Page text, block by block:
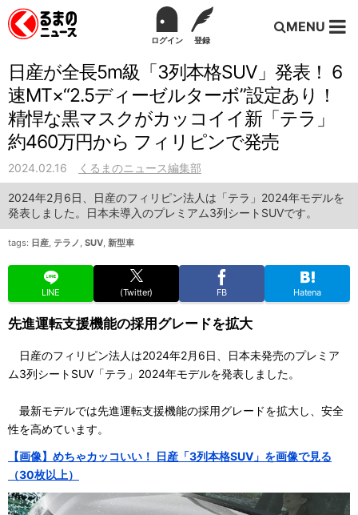
ログイン 登録
MENU
日産が全長5m級「3列本格SUV」発表！ 6
速MT×“2.5ディーゼルターボ”設定あり！
精悍な黒マスクがカッコイイ新「テラ」
約460万円から フィリピンで発売
2024.02.16 くるまのニュース編集部
2024年2月6日、日産のフィリピン法人は「テラ」2024年モデルを
発表しました。日本未導入のプレミアム3列シートSUVです。
tags: 日産, テラノ , SUV, 新型車
LINE (Twitter) FB Hatena
先進運転支援機能の採用グレードを拡大
日産のフィリピン法人は2024年2月6日、日本未発売のプレミア
ム3列シートSUV「テラ」2024年モデルを発表しました。
最新モデルでは先進運転支援機能の採用グレードを拡大し、安全
性を高めています。
【画像】めちゃカッコいい！ 日産「3列本格SUV」を画像で見る
（30枚以上）